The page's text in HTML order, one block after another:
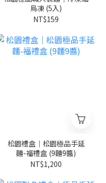
烏凍 (5入)
NT$159
松園禮盒｜松園極品手延
麵-福禮盒 (9麵9醬)
NT$1,200